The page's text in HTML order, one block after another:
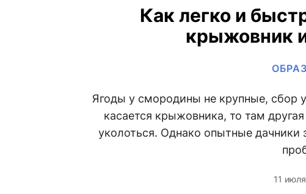
Как легко и
крыжовник
Ягоды у смородины не крупные, сбор
касается крыжовника, то там
уколоться. Однако опытные дачники
11